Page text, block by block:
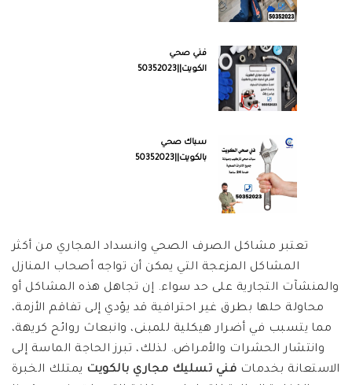
فني صحي
الكويت||50352023
سباك صحي
بالكويت||50352023
تعتبر مشاكل الصرف الصحي وانسداد المجاري من أكثر
المشاكل المزعجة التي يمكن أن تواجه أصحاب المنازل
والمنشآت التجارية على حد سواء. إن تجاهل هذه المشاكل أو
محاولة حلها بطرق غير احترافية قد يؤدي إلى تفاقم الأزمة،
مما يتسبب في أضرار هيكلية للمبنى، وانبعاث روائح كريهة،
وانتشار الحشرات والأمراض. لذلك، تبرز الحاجة الماسة إلى
الاستعانة بخدمات فني تسليك مجاري بالكويت يمتلك الخبرة